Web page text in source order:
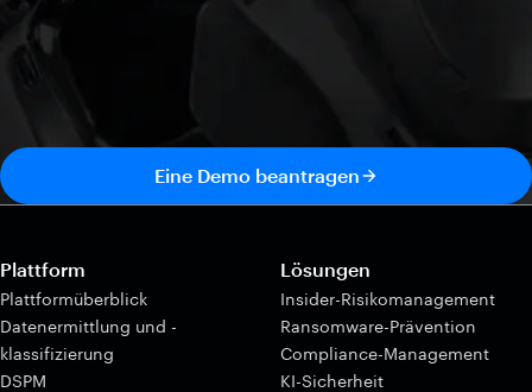
Eine Demo beantragen
Plattform
Plattformüberblick
Datenermittlung und -
klassifizierung
DSPM
Lösungen
Insider-Risikomanagement
Ransomware-Prävention
Compliance-Management
KI-Sicherheit